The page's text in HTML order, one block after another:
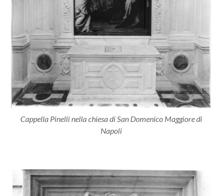
Cappella Pinelli nella chiesa di San Domenico Maggiore di
Napoli